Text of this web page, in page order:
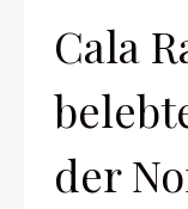
Cala
der